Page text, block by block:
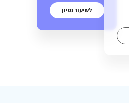
לשיעור נסיון